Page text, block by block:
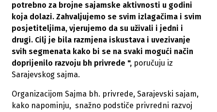
potrebno za brojne sajamske aktivnosti u godini
koja dolazi. Zahvaljujemo se svim izlagačima i svim
posjetiteljima, vjerujemo da su uživali i jedni i
drugi. Cilj je bila razmjena iskustava i uvezivanje
svih segmenata kako bi se na svaki mogući način
doprijenilo razvoju bh privrede ", poručuju iz
Sarajevskog sajma.
Organizacijom Sajma bh. privrede, Sarajevski sajam,
kako napominju, snažno podstiče privredni razvoj